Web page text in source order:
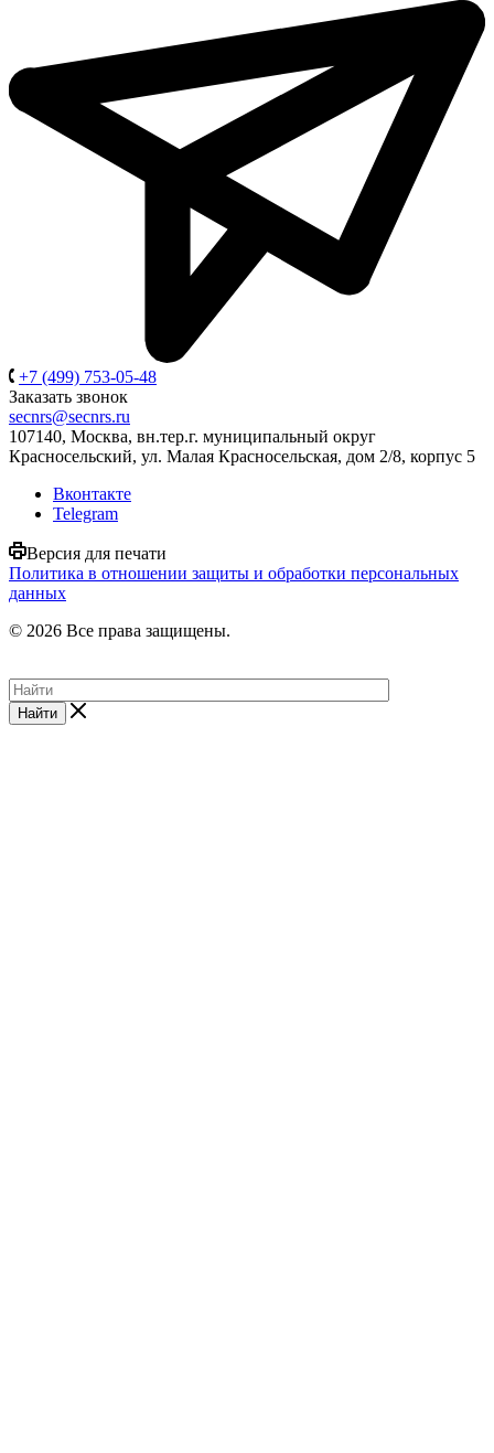
+7 (499) 753-05-48
Заказать звонок
secnrs@secnrs.ru
107140, Москва, вн.тер.г. муниципальный округ
Красносельский, ул. Малая Красносельская, дом 2/8, корпус 5
Вконтакте
Telegram
Версия для печати
Политика в отношении защиты и обработки персональных
данных
© 2026 Все права защищены.
Найти